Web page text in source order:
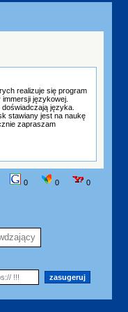
realizuje się program
językowej.
języka.
stawiany jest na naukę
zapraszam
0 0 0